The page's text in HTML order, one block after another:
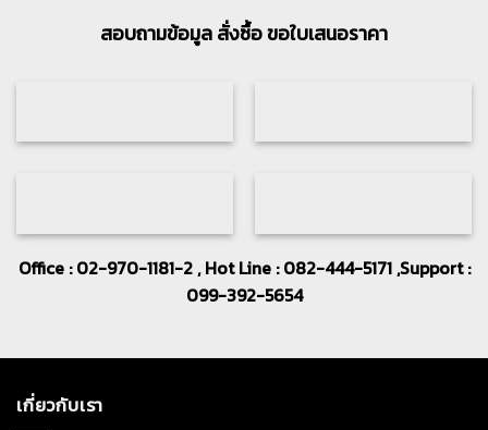
สอบถามข้อมูล สั่งซื้อ ขอใบเสนอราคา
Office : 02-970-1181-2 , Hot Line : 082-444-5171 ,Support :
099-392-5654
เกี่ยวกับเรา